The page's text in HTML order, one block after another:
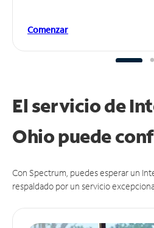
Comenzar
El servicio de
Ohio puede
Con Spectrum, puedes esperar un
respaldado por un servicio